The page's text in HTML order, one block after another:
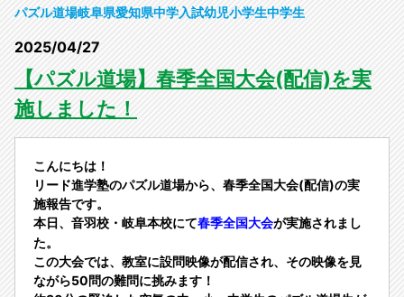
パズル道場岐阜県愛知県中学入試幼児小学生中学生
2025/04/27
【パズル道場】春季全国大会(配信)を実
施しました！
こんにちは！
リード進学塾のパズル道場から、春季全国大会(配信)の実
施報告です。
本日、音羽校・岐阜本校にて春季全国大会が実施されまし
た。
この大会では、教室に設問映像が配信され、その映像を見
ながら50問の難問に挑みます！